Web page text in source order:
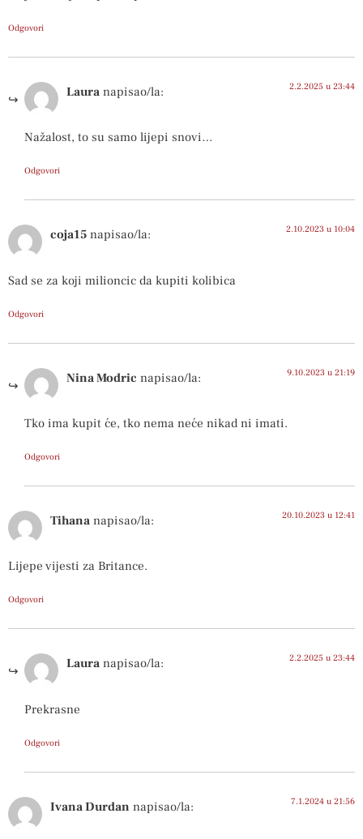
Odgovori
Laura napisao/la: 2.2.2025 u 23:44
Nažalost, to su samo lijepi snovi…
Odgovori
coja15 napisao/la: 2.10.2023 u 10:04
Sad se za koji milioncic da kupiti kolibica
Odgovori
Nina Modric napisao/la: 9.10.2023 u 21:19
Tko ima kupit će, tko nema neće nikad ni imati.
Odgovori
Tihana napisao/la: 20.10.2023 u 12:41
Lijepe vijesti za Britance.
Odgovori
Laura napisao/la: 2.2.2025 u 23:44
Prekrasne
Odgovori
Ivana Durdan napisao/la: 7.1.2024 u 21:56